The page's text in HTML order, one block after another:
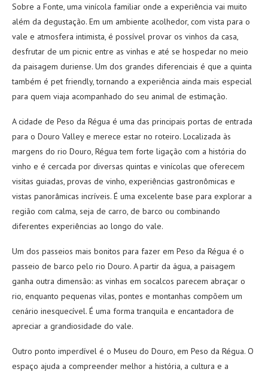
Sobre a Fonte, uma vinícola familiar onde a experiência vai muito
além da degustação. Em um ambiente acolhedor, com vista para o
vale e atmosfera intimista, é possível provar os vinhos da casa,
desfrutar de um picnic entre as vinhas e até se hospedar no meio
da paisagem duriense. Um dos grandes diferenciais é que a quinta
também é pet friendly, tornando a experiência ainda mais especial
para quem viaja acompanhado do seu animal de estimação.
A cidade de Peso da Régua é uma das principais portas de entrada
para o Douro Valley e merece estar no roteiro. Localizada às
margens do rio Douro, Régua tem forte ligação com a história do
vinho e é cercada por diversas quintas e vinícolas que oferecem
visitas guiadas, provas de vinho, experiências gastronômicas e
vistas panorâmicas incríveis. É uma excelente base para explorar a
região com calma, seja de carro, de barco ou combinando
diferentes experiências ao longo do vale.
Um dos passeios mais bonitos para fazer em Peso da Régua é o
passeio de barco pelo rio Douro. A partir da água, a paisagem
ganha outra dimensão: as vinhas em socalcos parecem abraçar o
rio, enquanto pequenas vilas, pontes e montanhas compõem um
cenário inesquecível. É uma forma tranquila e encantadora de
apreciar a grandiosidade do vale.
Outro ponto imperdível é o Museu do Douro, em Peso da Régua. O
espaço ajuda a compreender melhor a história, a cultura e a